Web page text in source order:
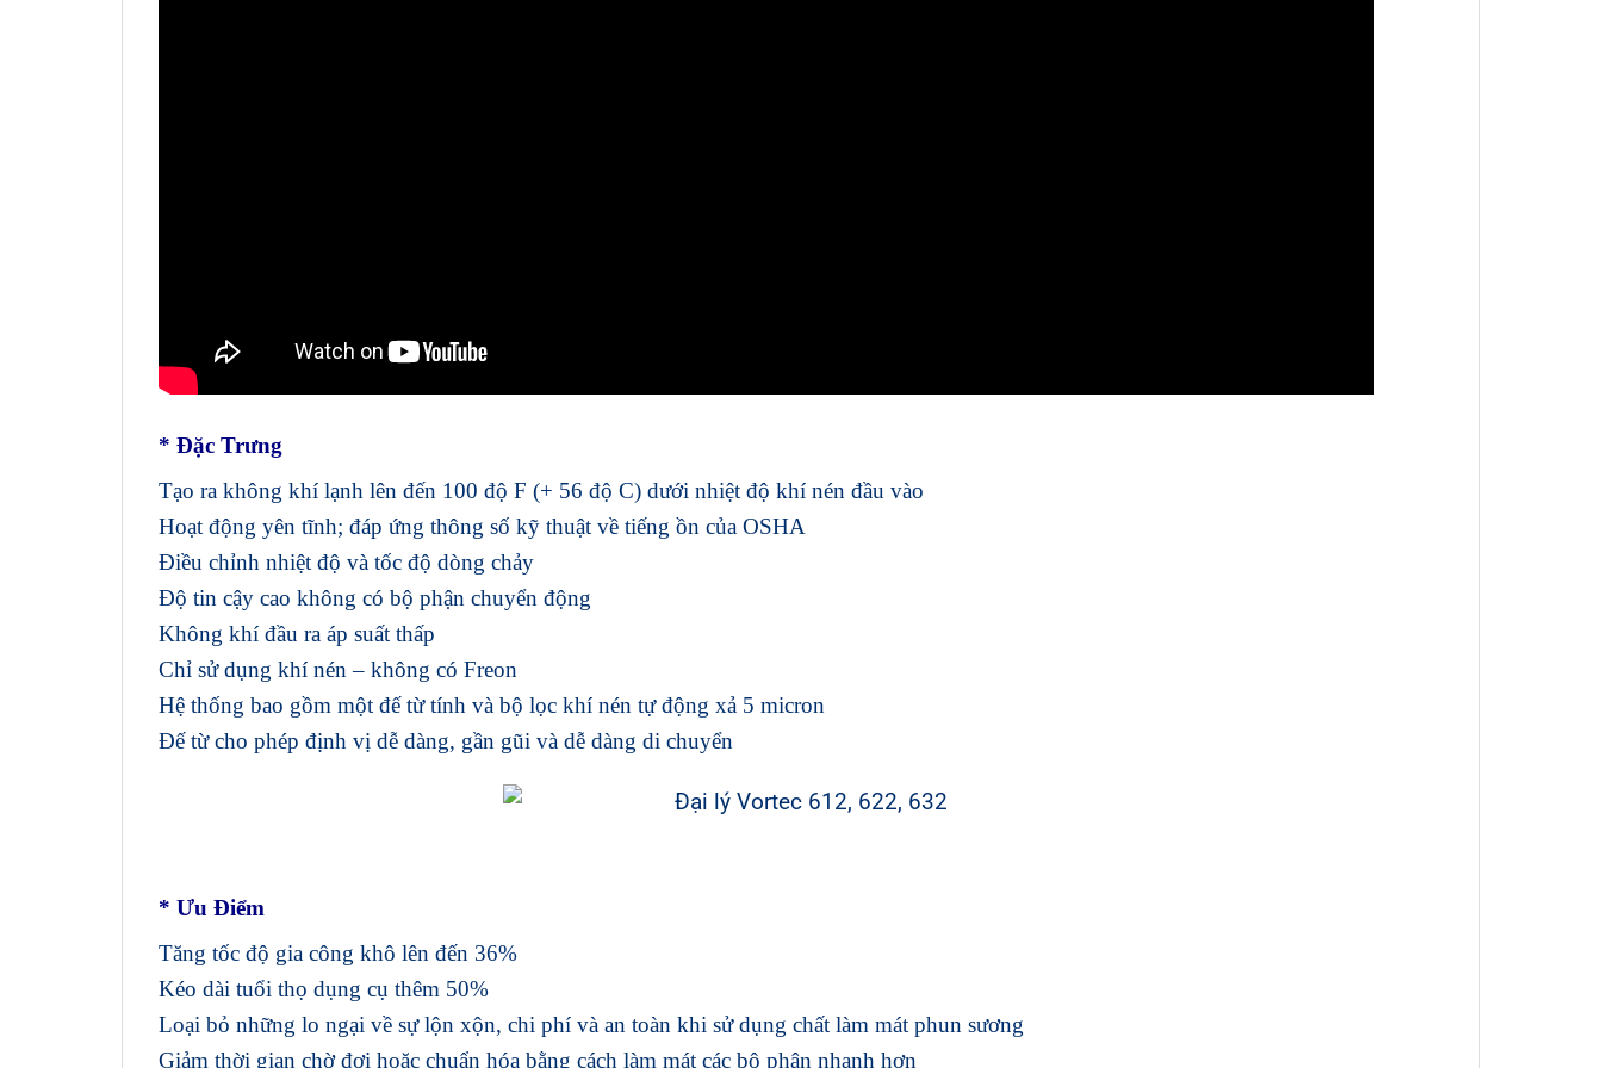
* Đặc Trưng
Tạo ra không khí lạnh lên đến 100 độ F (+ 56 độ C) dưới nhiệt độ khí nén đầu vào
Hoạt động yên tĩnh; đáp ứng thông số kỹ thuật về tiếng ồn của OSHA
Điều chỉnh nhiệt độ và tốc độ dòng chảy
Độ tin cậy cao không có bộ phận chuyển động
Không khí đầu ra áp suất thấp
Chỉ sử dụng khí nén – không có Freon
Hệ thống bao gồm một đế từ tính và bộ lọc khí nén tự động xả 5 micron
Đế từ cho phép định vị dễ dàng, gần gũi và dễ dàng di chuyển
* Ưu Điểm
Tăng tốc độ gia công khô lên đến 36%
Kéo dài tuổi thọ dụng cụ thêm 50%
Loại bỏ những lo ngại về sự lộn xộn, chi phí và an toàn khi sử dụng chất làm mát phun sương
Giảm thời gian chờ đợi hoặc chuẩn hóa bằng cách làm mát các bộ phận nhanh hơn